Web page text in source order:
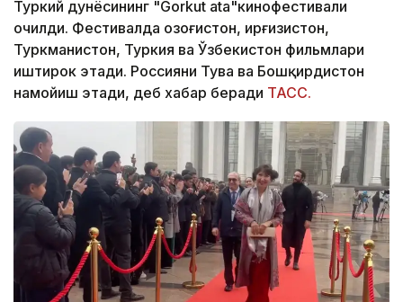
Туркий дунёсининг "Gorkut ata"кинофестивали
очилди. Фестивалда Қозоғистон, Қирғизистон,
Туркманистон, Туркия ва Ўзбекистон фильмлари
иштирок этади. Россияни Тува ва Бошқирдистон
намойиш этади, деб хабар беради ТАСС.